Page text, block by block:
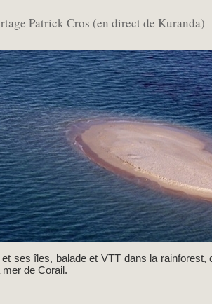
Patrick Cros (en direct de Kuranda)
et ses îles, balade et VTT dans la
mer de Corail.